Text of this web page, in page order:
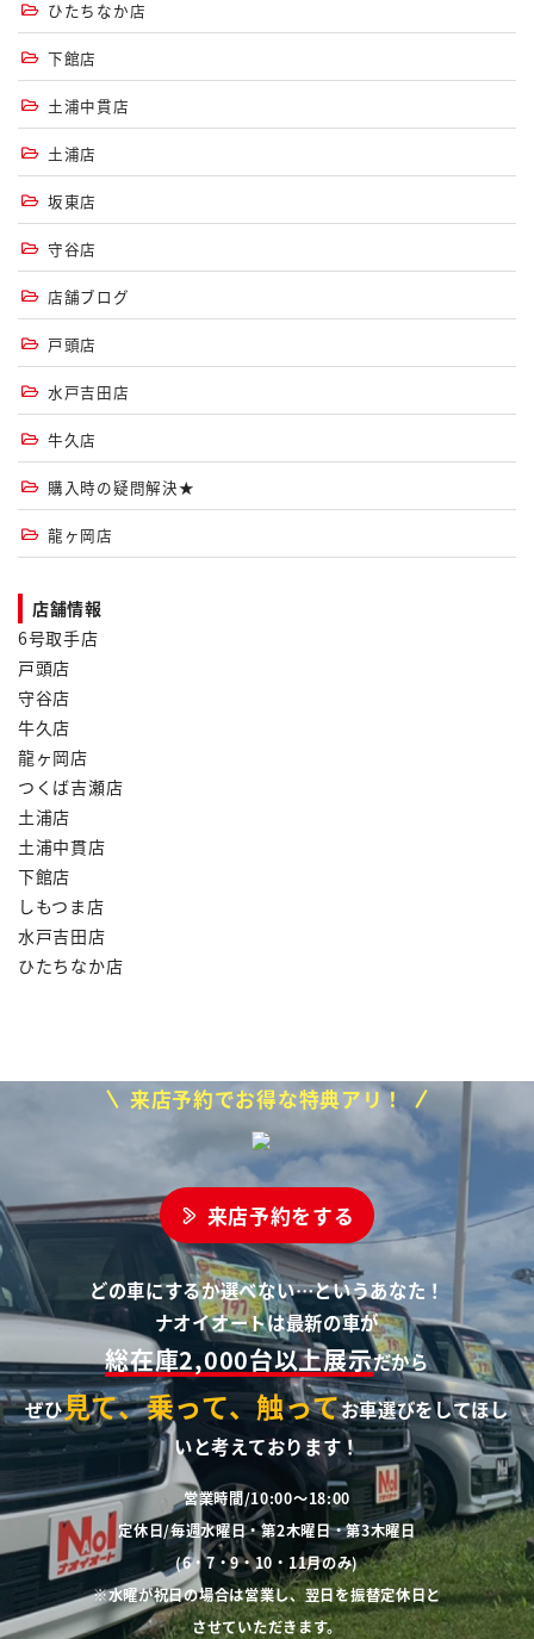
ひたちなか店
下館店
土浦中貫店
土浦店
坂東店
守谷店
店舗ブログ
戸頭店
水戸吉田店
牛久店
購入時の疑問解決★
龍ヶ岡店
店舗情報
6号取手店
戸頭店
守谷店
牛久店
龍ヶ岡店
つくば吉瀬店
土浦店
土浦中貫店
下館店
しもつま店
水戸吉田店
ひたちなか店
来店予約でお得な特典アリ！
来店予約をする
どの車にするか選べない…というあなた！
ナオイオートは最新の車が
総在庫2,000台以上展示だから
ぜひ見て、乗って、触ってお車選びをしてほし
いと考えております！
営業時間/10:00～18:00
定休日/毎週水曜日・第2木曜日・第3木曜日
(6・7・9・10・11月のみ)
※水曜が祝日の場合は営業し、翌日を振替定休日と
させていただきます。